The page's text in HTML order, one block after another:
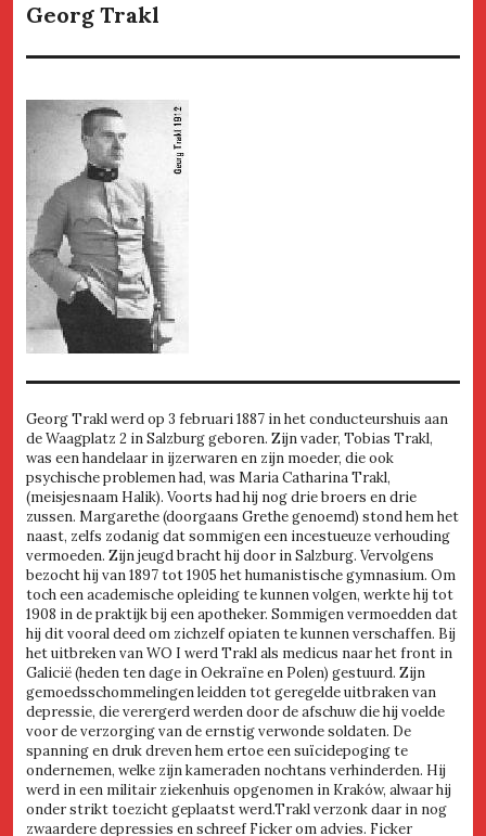
Georg Trakl
Georg Trakl werd op 3 februari 1887 in het conducteurshuis aan
de Waagplatz 2 in Salzburg geboren. Zijn vader, Tobias Trakl,
was een handelaar in ijzerwaren en zijn moeder, die ook
psychische problemen had, was Maria Catharina Trakl,
(meisjesnaam Halik). Voorts had hij nog drie broers en drie
zussen. Margarethe (doorgaans Grethe genoemd) stond hem het
naast, zelfs zodanig dat sommigen een incestueuze verhouding
vermoeden. Zijn jeugd bracht hij door in Salzburg. Vervolgens
bezocht hij van 1897 tot 1905 het humanistische gymnasium. Om
toch een academische opleiding te kunnen volgen, werkte hij tot
1908 in de praktijk bij een apotheker. Sommigen vermoedden dat
hij dit vooral deed om zichzelf opiaten te kunnen verschaffen. Bij
het uitbreken van WO I werd Trakl als medicus naar het front in
Galicië (heden ten dage in Oekraïne en Polen) gestuurd. Zijn
gemoedsschommelingen leidden tot geregelde uitbraken van
depressie, die verergerd werden door de afschuw die hij voelde
voor de verzorging van de ernstig verwonde soldaten. De
spanning en druk dreven hem ertoe een suïcidepoging te
ondernemen, welke zijn kameraden nochtans verhinderden. Hij
werd in een militair ziekenhuis opgenomen in Kraków, alwaar hij
onder strikt toezicht geplaatst werd.Trakl verzonk daar in nog
zwaardere depressies en schreef Ficker om advies. Ficker